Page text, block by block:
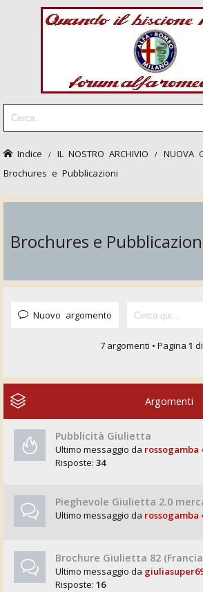
Indice IL NOSTRO ARCHIVIO NUOVA
Brochures e Pubblicazioni
Brochures e
Nuovo argomento
7 argomenti • Pagina 1 di
Argomenti
Pubblicità Giulietta
Ultimo messaggio da rossogamba
Risposte: 34
Pieghevole Giulietta 2.0
Ultimo messaggio da rossogamba
Brochure Giulietta 82
Ultimo messaggio da
Risposte: 16